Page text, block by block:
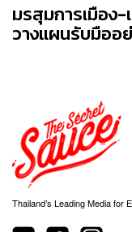
มรสุมการเมือง
วางแผนรับมืออ
Thailand’s Leading Media for